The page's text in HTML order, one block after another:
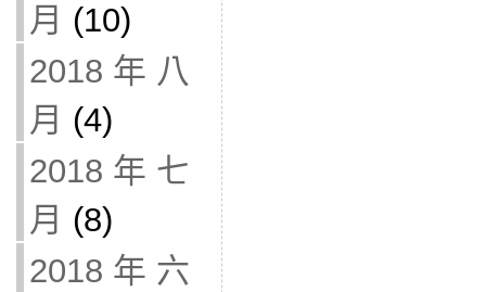
月 (10)
2018 年 八
月 (4)
2018 年 七
月 (8)
2018 年 六